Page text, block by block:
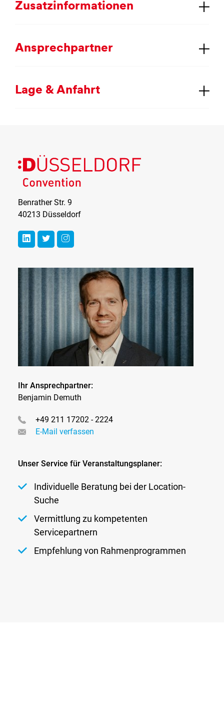
Zu­satz­in­for­ma­tio­nen
An­sprech­part­ner
La­ge & An­fahrt
Düsseldorf
Convention
Benrather Str. 9
40213 Düsseldorf
Ihr Ansprechpartner:
Benjamin Demuth
+49 211 17202 - 2224
E-Mail verfassen
Unser Service für Veranstaltungsplaner:
Individuelle Beratung bei der Location-
Suche
Vermittlung zu kompetenten
Servicepartnern
Empfehlung von Rahmenprogrammen